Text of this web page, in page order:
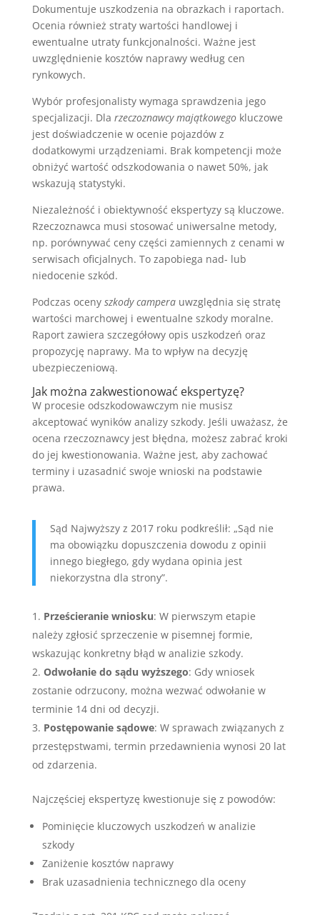
Dokumentuje uszkodzenia na obrazkach i raportach.
Ocenia również straty wartości handlowej i
ewentualne utraty funkcjonalności. Ważne jest
uwzględnienie kosztów naprawy według cen
rynkowych.
Wybór profesjonalisty wymaga sprawdzenia jego
specjalizacji. Dla rzeczoznawcy majątkowegokluczowe
jest doświadczenie w ocenie pojazdów z
dodatkowymi urządzeniami. Brak kompetencji może
obniżyć wartość odszkodowania o nawet 50%, jak
wskazują statystyki.
Niezależność i obiektywność ekspertyzy są kluczowe.
Rzeczoznawca musi stosować uniwersalne metody,
np. porównywać ceny części zamiennych z cenami w
serwisach oficjalnych. To zapobiega nad- lub
niedocenie szkód.
Podczas oceny szkody camperauwzględnia się stratę
wartości marchowej i ewentualne szkody moralne.
Raport zawiera szczegółowy opis uszkodzeń oraz
propozycję naprawy. Ma to wpływ na decyzję
ubezpieczeniową.
Jak można zakwestionować ekspertyzę?
W procesie odszkodowawczym nie musisz
akceptować wyników analizy szkody. Jeśli uważasz, że
ocena rzeczoznawcy jest błędna, możesz zabrać kroki
do jej kwestionowania. Ważne jest, aby zachować
terminy i uzasadnić swoje wnioski na podstawie
prawa.
Sąd Najwyższy z 2017 roku podkreślił: „Sąd nie
ma obowiązku dopuszczenia dowodu z opinii
innego biegłego, gdy wydana opinia jest
niekorzystna dla strony”.
Prześcieranie wniosku: W pierwszym etapie
należy zgłosić sprzeczenie w pisemnej formie,
wskazując konkretny błąd w analizie szkody.
Odwołanie do sądu wyższego: Gdy wniosek
zostanie odrzucony, można wezwać odwołanie w
terminie 14 dni od decyzji.
Postępowanie sądowe: W sprawach związanych z
przestępstwami, termin przedawnienia wynosi 20 lat
od zdarzenia.
Najczęściej ekspertyzę kwestionuje się z powodów:
Pominięcie kluczowych uszkodzeń w analizie
szkody
Zaniżenie kosztów naprawy
Brak uzasadnienia technicznego dla oceny